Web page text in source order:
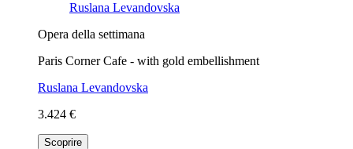
Opera della settimana
Paris Corner Cafe - with gold embellishment
Ruslana Levandovska
3.424 €
Scoprire